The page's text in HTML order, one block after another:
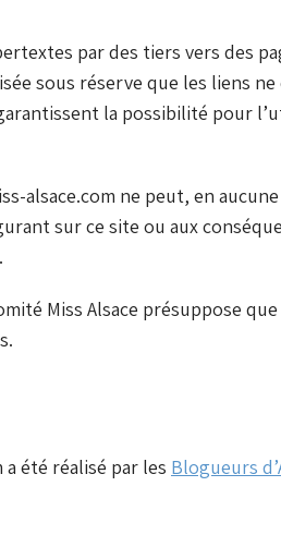
par des tiers vers des
sous réserve que les liens
la possibilité pour
alsace.com ne peut, en
sur ce site ou aux
Miss Alsace présuppose
a été réalisé par les Blogueurs